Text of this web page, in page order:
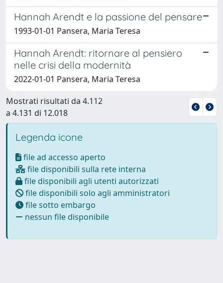
Hannah Arendt e la passione del pensare
1993-01-01 Pansera, Maria Teresa
Hannah Arendt: ritornare al pensiero
nelle crisi della modernità
2022-01-01 Pansera, Maria Teresa
Mostrati risultati da 4.112
a 4.131 di 12.018
Legenda icone
file ad accesso aperto
file disponibili sulla rete interna
file disponibili agli utenti autorizzati
file disponibili solo agli amministratori
file sotto embargo
nessun file disponibile